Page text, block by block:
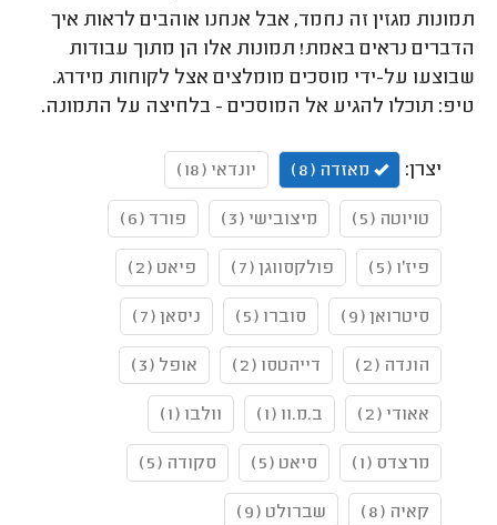
תמונות מגזין זה נחמד, אבל אנחנו אוהבים לראות איך
הדברים נראים באמת! תמונות אלו הן מתוך עבודות
שבוצעו על-ידי מוסכים מומלצים אצל לקוחות מידרג.
טיפ: תוכלו להגיע אל המוסכים - בלחיצה על התמונה.
יצרן: מאזדה (8) יונדאי (18)
טויוטה (5) מיצובישי (3) פורד (6)
פיז'ו (5) פולקסווגן (7) פיאט (2)
סיטרואן (9) סוברו (5) ניסאן (7)
הונדה (2) דייהטסו (2) אופל (3)
אאודי (2) ב.מ.וו (1) וולבו (1)
מרצדס (1) סיאט (5) סקודה (5)
קאיה (8) שברולט (9)